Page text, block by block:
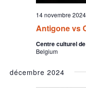
Antigone vs
14 novembre
Centre culturel
Belgium
décembre 2024